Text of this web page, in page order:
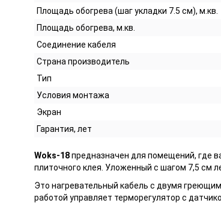
Площадь обогрева (шаг укладки 7.5 см), м.кв.
Площадь обогрева, м.кв.
Соединение кабеля
Страна производитель
Тип
Условия монтажа
Экран
Гарантия, лет
Woks-18предназначен для помещений, где
плиточного клея. Уложенный с шагом 7,5 см
Это нагревательный кабель с двумя
работой управляет терморегулятор с